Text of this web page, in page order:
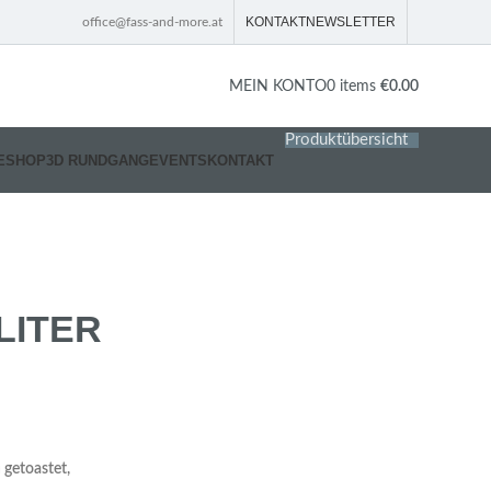
office@fass-and-more.at KONTAKTNEWSLETTER
MEIN KONTO0 items €0.00
SHOP3D RUNDGANGEVENTSKONTAKT
Produktübersicht
getoastet,